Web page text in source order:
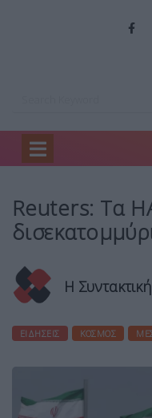
Home
Reuters: Τα
Η
ΕΙΔΉΣΕΙΣ ΚΌΣΜΟΣ